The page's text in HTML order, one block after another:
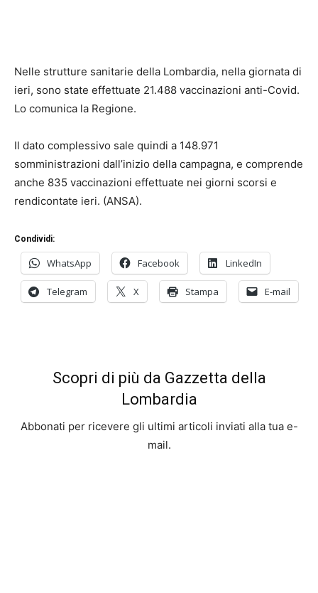
Nelle strutture sanitarie della Lombardia, nella giornata di
ieri, sono state effettuate 21.488 vaccinazioni anti-Covid.
Lo comunica la Regione.
Il dato complessivo sale quindi a 148.971
somministrazioni dall’inizio della campagna, e comprende
anche 835 vaccinazioni effettuate nei giorni scorsi e
rendicontate ieri. (ANSA).
Condividi:
WhatsApp Facebook LinkedIn
Telegram X Stampa E-mail
Scopri di più da Gazzetta della
Lombardia
Abbonati per ricevere gli ultimi articoli inviati alla tua e-
mail.